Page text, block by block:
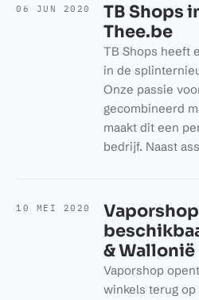
06 JUN 2020
TB Shops
Thee.be
TB Shops heeft
in de
Onze passie
gecombineerd
maakt dit een
bedrijf. Naast
10 MEI 2020
& Wallonië
Vaporshop
winkels terug op